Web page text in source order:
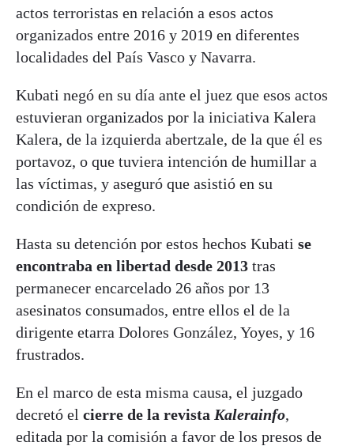
actos terroristas en relación a esos actos
organizados entre 2016 y 2019 en diferentes
localidades del País Vasco y Navarra.
Kubati negó en su día ante el juez que esos actos
estuvieran organizados por la iniciativa Kalera
Kalera, de la izquierda abertzale, de la que él es
portavoz, o que tuviera intención de humillar a
las víctimas, y aseguró que asistió en su
condición de expreso.
Hasta su detención por estos hechos Kubati se
encontraba en libertad desde 2013 tras
permanecer encarcelado 26 años por 13
asesinatos consumados, entre ellos el de la
dirigente etarra Dolores González, Yoyes, y 16
frustrados.
En el marco de esta misma causa, el juzgado
decretó el cierre de la revista Kalerainfo,
editada por la comisión a favor de los presos de